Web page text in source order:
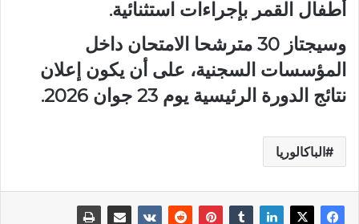
أطفال القمر بإجراءات استثنائية.
وسيجتاز 30 مترشحا الامتحان داخل
المؤسسات السجنية، على أن يكون إعلان
نتائج الدورة الرئيسية يوم 23 جوان 2026.
الباكالوريا